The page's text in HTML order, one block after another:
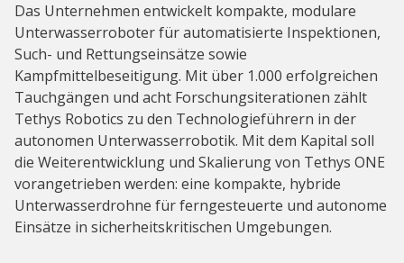
Das Unternehmen entwickelt kompakte, modulare
Unterwasserroboter für automatisierte Inspektionen,
Such- und Rettungseinsätze sowie
Kampfmittelbeseitigung. Mit über 1.000 erfolgreichen
Tauchgängen und acht Forschungsiterationen zählt
Tethys Robotics zu den Technologieführern in der
autonomen Unterwasserrobotik. Mit dem Kapital soll
die Weiterentwicklung und Skalierung von Tethys ONE
vorangetrieben werden: eine kompakte, hybride
Unterwasserdrohne für ferngesteuerte und autonome
Einsätze in sicherheitskritischen Umgebungen.